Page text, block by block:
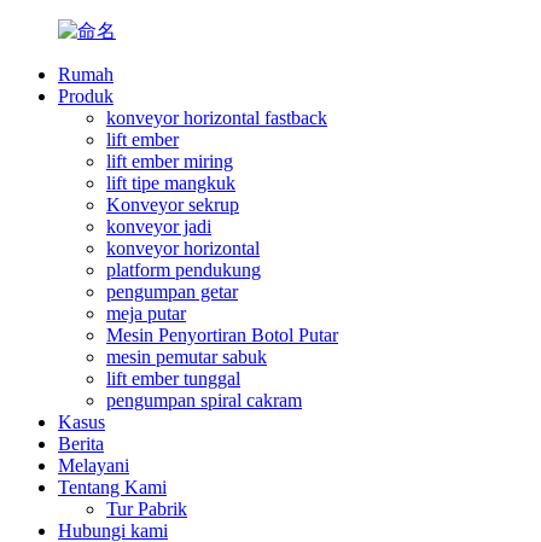
Rumah
Produk
konveyor horizontal fastback
lift ember
lift ember miring
lift tipe mangkuk
Konveyor sekrup
konveyor jadi
konveyor horizontal
platform pendukung
pengumpan getar
meja putar
Mesin Penyortiran Botol Putar
mesin pemutar sabuk
lift ember tunggal
pengumpan spiral cakram
Kasus
Berita
Melayani
Tentang Kami
Tur Pabrik
Hubungi kami